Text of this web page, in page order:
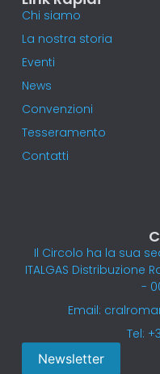
Chi siamo
La nostra storia
Eventi
News
Convenzioni
Tesseramento
Contatti
Il Circolo ha la sua
ITALGAS Distribuzione
-
Email:
Tel:
Newsletter